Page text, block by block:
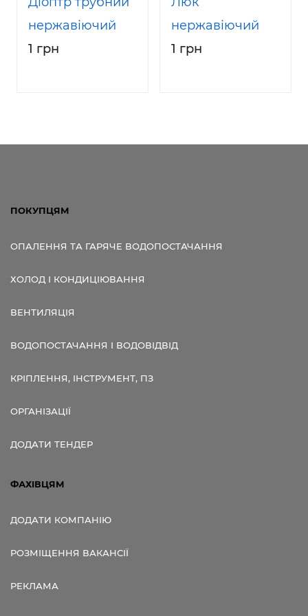
нержавіючий
1 грн
нержавіючий
1 грн
ПОКУПЦЯМ
ОПАЛЕННЯ ТА ГАРЯЧЕ ВОДОПОСТАЧАННЯ
ХОЛОД І КОНДИЦІЮВАННЯ
ВЕНТИЛЯЦІЯ
ВОДОПОСТАЧАННЯ І ВОДОВІДВІД
КРІПЛЕННЯ, ІНСТРУМЕНТ, ПЗ
ОРГАНІЗАЦІЇ
ДОДАТИ ТЕНДЕР
ФАХІВЦЯМ
ДОДАТИ КОМПАНІЮ
РОЗМІЩЕННЯ ВАКАНСІЇ
РЕКЛАМА